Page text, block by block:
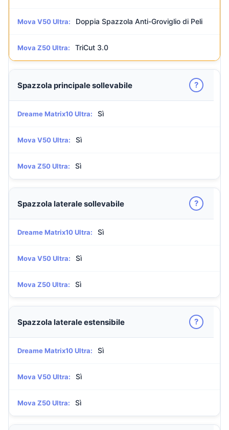
Mova V50 Ultra: Doppia Spazzola Anti-Groviglio di Peli
Mova Z50 Ultra: TriCut 3.0
Spazzola principale sollevabile ?
Dreame Matrix10 Ultra: Sì
Mova V50 Ultra: Sì
Mova Z50 Ultra: Sì
Spazzola laterale sollevabile ?
Dreame Matrix10 Ultra: Sì
Mova V50 Ultra: Sì
Mova Z50 Ultra: Sì
Spazzola laterale estensibile ?
Dreame Matrix10 Ultra: Sì
Mova V50 Ultra: Sì
Mova Z50 Ultra: Sì